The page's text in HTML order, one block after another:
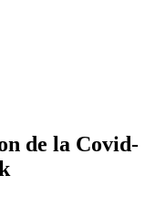
de la Covid-